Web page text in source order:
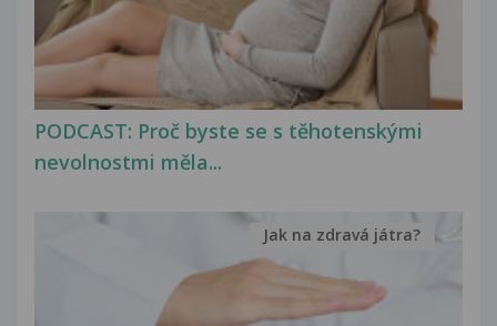
PODCAST: Proč byste se s těhotenskými
nevolnostmi měla...
Jak na zdravá játra?